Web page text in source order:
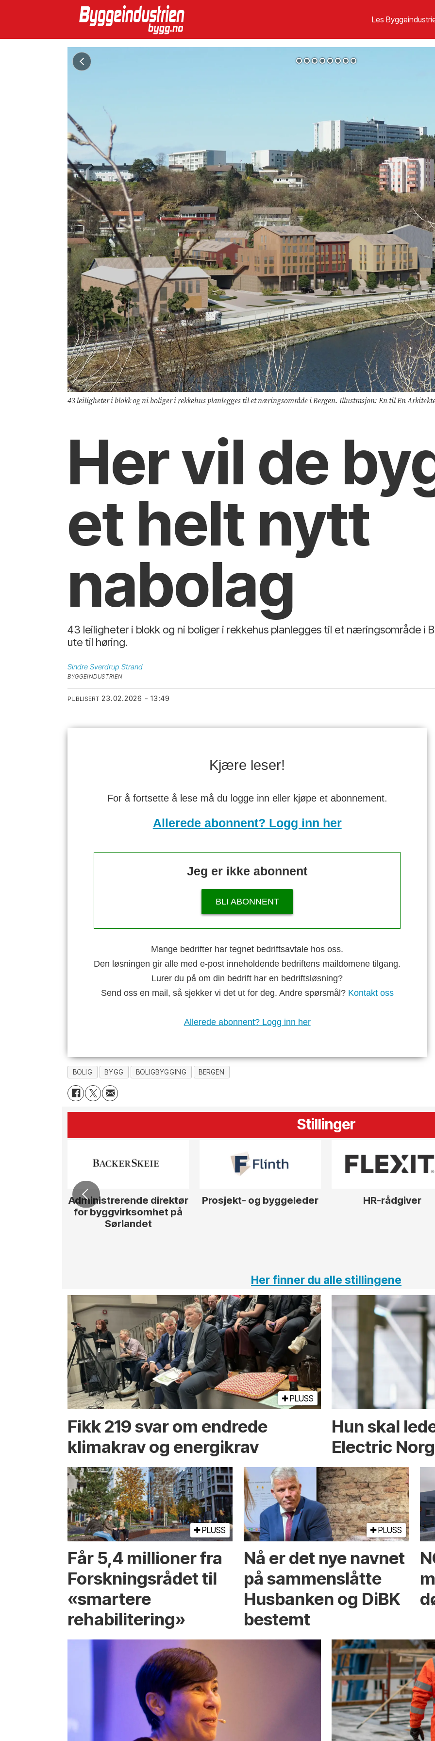
Les
43 leiligheter i blokk og ni boliger i rekkehus planlegges til et næringsområde i Bergen. Illustrasjon: En til En
Her vil de
et helt nytt
nabolag
43 leiligheter i blokk og ni boliger i rekkehus planlegges til et næringsområde i
ute til høring.
Sindre Sverdrup Strand
BYGGEINDUSTRIEN
PUBLISERT 23.02.2026 - 13:49
Kjære leser!
For å fortsette å lese må du logge inn eller kjøpe et abonnement.
Allerede abonnent? Logg inn her
Jeg er ikke abonnent
BLI ABONNENT
Mange bedrifter har tegnet bedriftsavtale hos oss.
Den løsningen gir alle med e-post inneholdende bedriftens maildomene tilgang.
Lurer du på om din bedrift har en bedriftsløsning?
Send oss en mail, så sjekker vi det ut for deg. Andre spørsmål? Kontakt oss
Allerede abonnent? Logg inn her
BOLIG BYGG BOLIGBYGGING BERGEN
Stillinger
Administrerende direktør
for byggvirksomhet på
Sørlandet
Prosjekt- og byggeleder HR-rådgiver
Her finner du alle stillingene
PLUSS
Fikk 219 svar om endrede
klimakrav og energikrav
Hun skal
Electric
PLUSS
Får 5,4 millioner fra
Forskningsrådet til
«smartere
rehabilitering»
PLUSS
Nå er det nye navnet
på sammenslåtte
Husbanken og DiBK
bestemt